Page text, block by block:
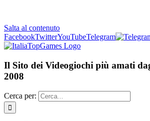
Salta al contenuto
FacebookTwitterYouTubeTelegram
Il Sito dei Videogiochi più amati
2008
Cerca per: